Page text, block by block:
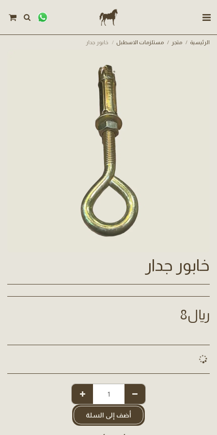
الرئيسية متجر مستلزمات الاسطبل خابور جدار
خابور جدار
﷼8
أضف إلى السلة